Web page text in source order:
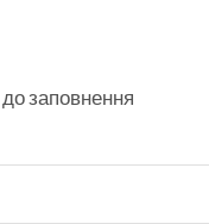
заповнення